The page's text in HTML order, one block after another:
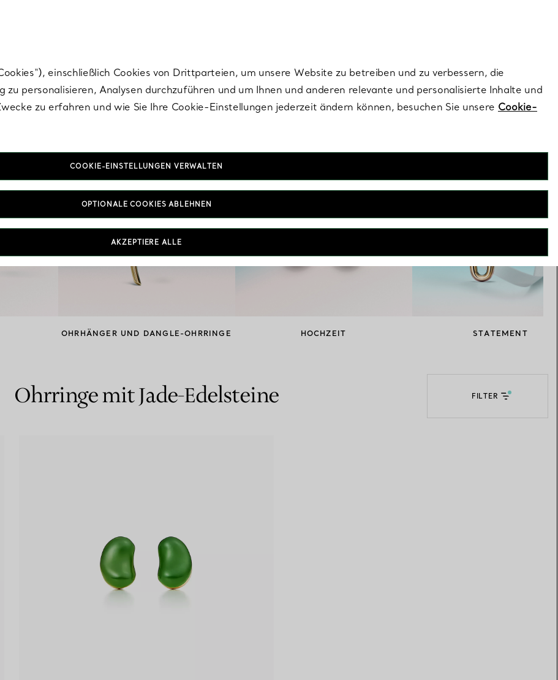
OHRHÄNGER UND DANGLE-OHRRINGE HOCHZEIT STATEMENT
Ohrringe mit Jade-Edelsteine FILTER
einschließlich Cookies von Drittparteien, um unsere Website zu betreiben und zu verbessern, die
personalisieren, Analysen durchzuführen und um Ihnen und anderen relevante und personalisierte Inhalte und
zu erfahren und wie Sie Ihre Cookie-Einstellungen jederzeit ändern können, besuchen Sie unsere Cookie-
COOKIE-EINSTELLUNGEN VERWALTEN
OPTIONALE COOKIES ABLEHNEN
AKZEPTIERE ALLE